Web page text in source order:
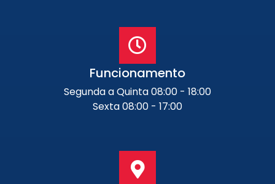
Funcionamento
Segunda a Quinta 08:00 - 18:00
Sexta 08:00 - 17:00